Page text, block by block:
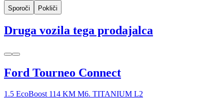
Sporoči
Pokliči
Druga vozila tega prodajalca
Ford Tourneo Connect
1.5 EcoBoost 114 KM M6. TITANIUM L2